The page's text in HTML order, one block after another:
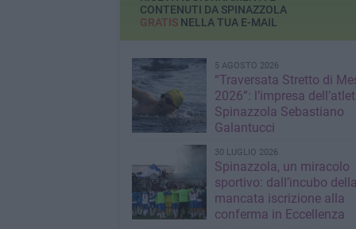
CONTENUTI DA SPINAZZOLA
GRATISNELLA TUA E-MAIL
5 AGOSTO 2026
“Traversata Stretto di
2026”: l’impresa
Spinazzola Sebastiano
Galantucci
30 LUGLIO 2026
Spinazzola, un miracolo
sportivo: dall’incubo
mancata iscrizione alla
conferma in Eccellenza